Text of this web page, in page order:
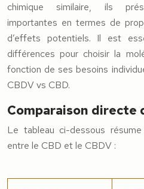
chimique similaire, ils
importantes en termes de
d’effets potentiels. Il est
différences pour choisir la
fonction de ses besoins
CBDV vs CBD.
Comparaison directe
Le tableau ci-dessous
entre le CBD et le CBDV :